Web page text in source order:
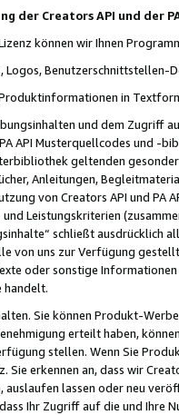
der Creators API und der
können wir Ihnen
Logos, Benutzerschnittstellen-
in
und dem Zugriff
API Musterquellcodes und
geltenden
Anleitungen,
von Creators API und PA
Leistungskriterien
schließt ausdrücklich
von uns zur Verfügung
oder sonstige
handelt.
Sie können Produkt-
erteilt haben,
stellen. Wenn Sie
erkennen an, dass wir
lassen oder neu
Ihr Zugriff auf die und Ihre